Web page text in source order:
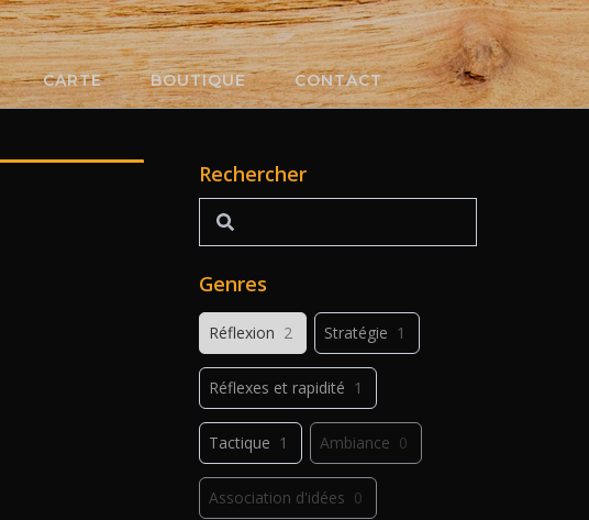
CARTE BOUTIQUE CONTACT
Rechercher
Rechercher
Genres
Réflexion 2 Stratégie 1
Réflexes et rapidité 1
Tactique 1 Ambiance 0
Association d'idées 0